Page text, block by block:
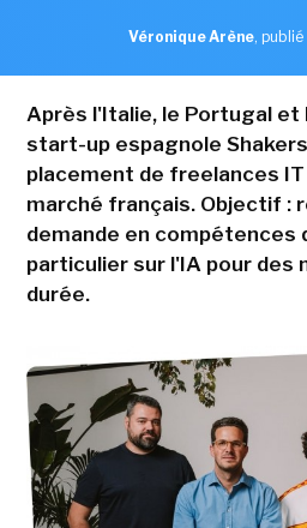
Véronique Arène, publié
Après l'Italie, le Portugal et
start-up espagnole
placement de freelances
marché français. Objectif :
demande en compétences
particulier sur l'IA pour des
durée.